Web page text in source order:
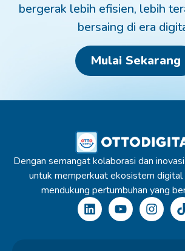
bergerak lebih efisien, lebih
bersaing di era
Mulai Sekarang
Dengan semangat kolaborasi dan
untuk memperkuat ekosistem digital
mendukung pertumbuhan yang